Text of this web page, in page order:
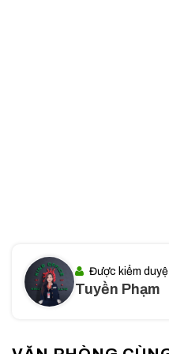
giao thông quan trọng giúp
chuyển của nhân sự trở
ùn tắc giao thông thường
Được kiểm
Tuyền Phạm